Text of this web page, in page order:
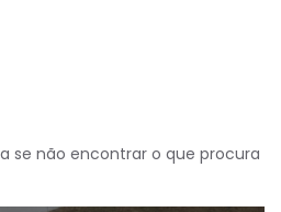
se não encontrar o que procura